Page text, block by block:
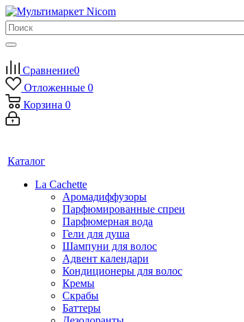
Сравнение0
Отложенные 0
Корзина 0
Каталог
La Cachette
Аромадиффузоры
Парфюмированные спреи
Парфюмерная вода
Гели для душа
Шампуни для волос
Адвент календари
Кондиционеры для волос
Кремы
Скрабы
Баттеры